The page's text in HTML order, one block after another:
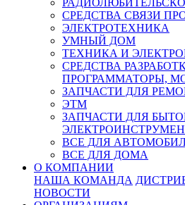
СРЕДСТВА СВЯЗИ
ЭЛЕКТРОТЕХНИКА
УМНЫЙ ДОМ
ТЕХНИКА И
СРЕДСТВА
ПРОГРАММАТОРЫ,
ЗАПЧАСТИ ДЛЯ
ЭТМ
ЗАПЧАСТИ ДЛЯ
ВСЕ ДЛЯ
ВСЕ ДЛЯ ДОМА
О КОМПАНИИ
НАША КОМАНДА
НОВОСТИ